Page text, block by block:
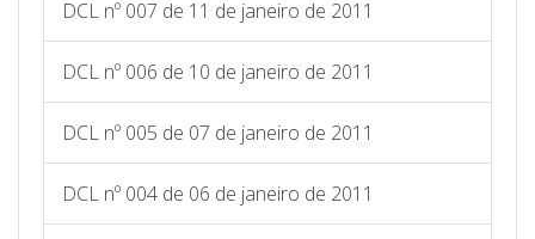
DCL nº 007 de 11 de janeiro de 2011
DCL nº 006 de 10 de janeiro de 2011
DCL nº 005 de 07 de janeiro de 2011
DCL nº 004 de 06 de janeiro de 2011